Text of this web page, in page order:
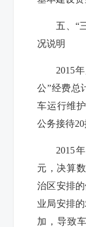
五、“
况说明
2015
公”经费总
车运行维
公务接待20
2015
元，决算
治区安排
业局安排
加，导致